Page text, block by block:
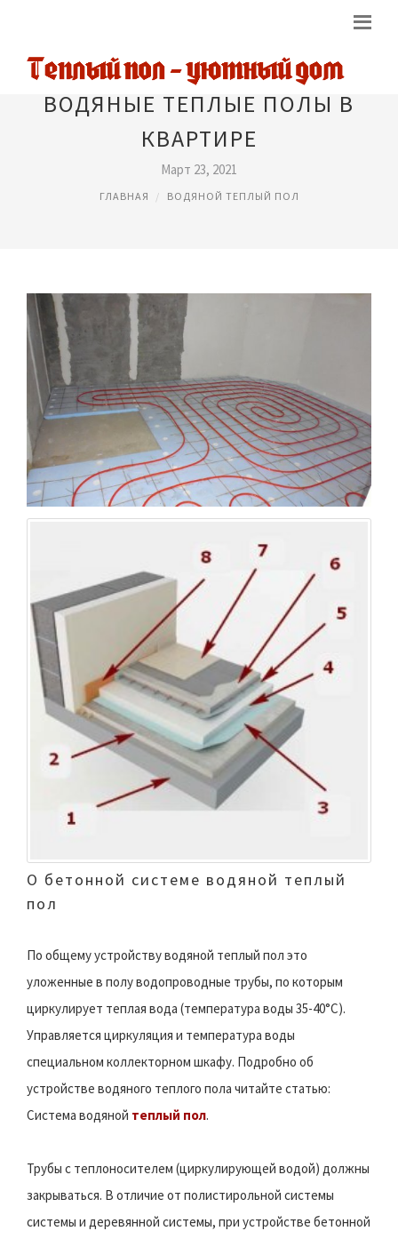
ВОДЯНЫЕ ТЕПЛЫЕ ПОЛЫ В
КВАРТИРЕ
Март 23, 2021
ГЛАВНАЯ ВОДЯНОЙ ТЕПЛЫЙ ПОЛ
О бетонной системе водяной теплый
пол
По общему устройству водяной теплый пол это
уложенные в полу водопроводные трубы, по которым
циркулирует теплая вода (температура воды 35-40°C).
Управляется циркуляция и температура воды
специальном коллекторном шкафу. Подробно об
устройстве водяного теплого пола читайте статью:
Система водяной теплый пол.
Трубы с теплоносителем (циркулирующей водой) должны
закрываться. В отличие от полистирольной системы
системы и деревянной системы, при устройстве бетонной